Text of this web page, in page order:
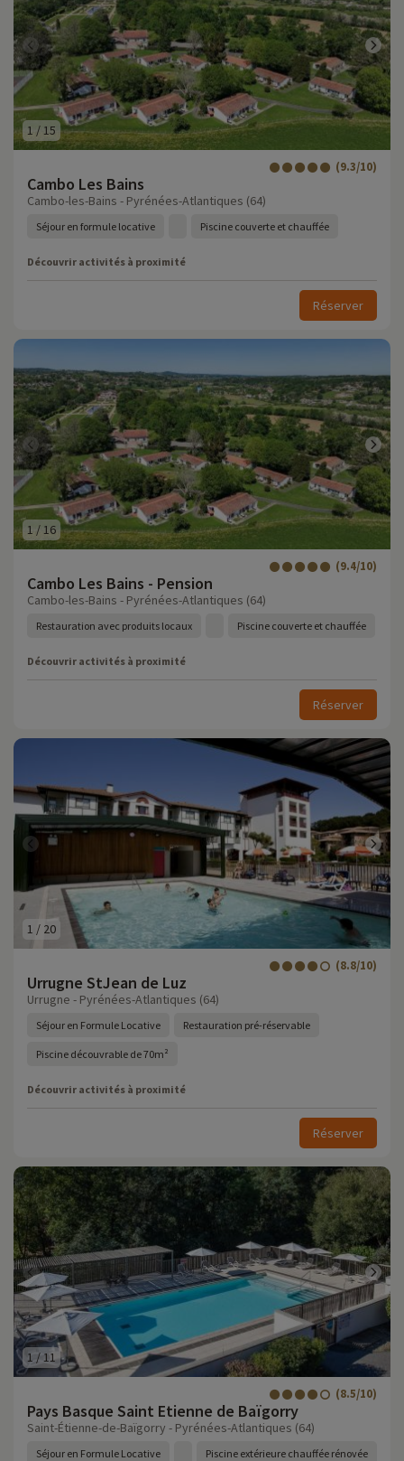
1 / 15
Cambo Les Bains
(9.3/10)
Cambo-les-Bains - Pyrénées-Atlantiques (64)
Séjour en formule locative Piscine couverte et chauffée
Découvrir activités à proximité
Réserver
1 / 16
Cambo Les Bains - Pension
(9.4/10)
Cambo-les-Bains - Pyrénées-Atlantiques (64)
Restauration avec produits locaux Piscine couverte et chauffée
Découvrir activités à proximité
Réserver
1 / 20
Urrugne StJean de Luz
(8.8/10)
Urrugne - Pyrénées-Atlantiques (64)
Séjour en Formule Locative Restauration pré-réservable
Piscine découvrable de 70m²
Découvrir activités à proximité
Réserver
1 / 11
Pays Basque Saint Etienne de Baïgorry
(8.5/10)
Saint-Étienne-de-Baïgorry - Pyrénées-Atlantiques (64)
Séjour en Formule Locative Piscine extérieure chauffée rénovée